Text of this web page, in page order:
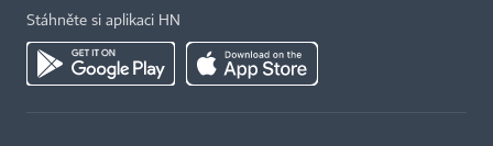
Stáhněte si aplikaci HN